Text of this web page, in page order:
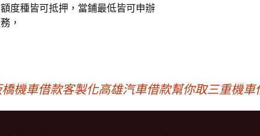
度種皆可抵押，當鋪最低皆可申辦
，
機車借款客製化高雄汽車借款幫你取三重機車